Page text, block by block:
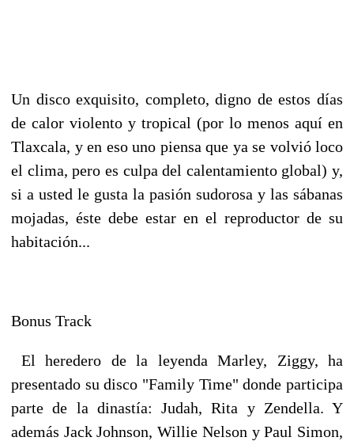
Un disco exquisito, completo, digno de estos días
de calor violento y tropical (por lo menos aquí en
Tlaxcala, y en eso uno piensa que ya se volvió loco
el clima, pero es culpa del calentamiento global) y,
si a usted le gusta la pasión sudorosa y las sábanas
mojadas, éste debe estar en el reproductor de su
habitación...
Bonus Track
El heredero de la leyenda Marley, Ziggy, ha
presentado su disco "Family Time" donde participa
parte de la dinastía: Judah, Rita y Zendella. Y
además Jack Johnson, Willie Nelson y Paul Simon,